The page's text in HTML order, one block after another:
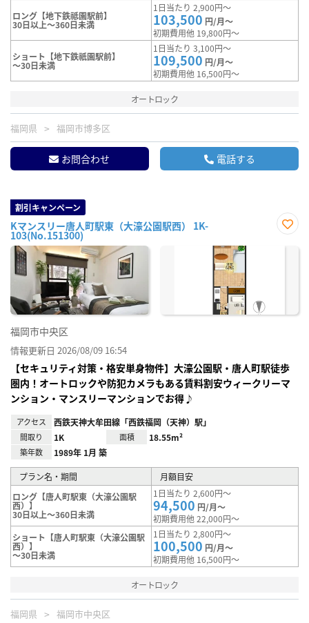
ロング【地下鉄祗園駅前】
30日以上～360日未満
1日当たり 2,900円～
103,500 円/月～
初期費用他 19,800円～
ショート【地下鉄祇園駅前】
～30日未満
1日当たり 3,100円～
109,500 円/月～
初期費用他 16,500円～
オートロック
福岡県 福岡市博多区
お問合わせ 電話する
割引キャンペーン
Kマンスリー唐人町駅東（大濠公園駅西） 1K-
103(No.151300)
に入
福岡市中央区
情報更新日 2026/08/09 16:54
【セキュリティ対策・格安単身物件】大濠公園駅・唐人町駅徒歩
圏内！オートロックや防犯カメラもある賃料割安ウィークリーマ
ンション・マンスリーマンションでお得♪
アクセス 西鉄天神大牟田線「西鉄福岡（天神）駅」
間取り 1K 面積 18.55m²
築年数 1989年 1月 築
プラン名・期間
月額目安
ロング【唐人町駅東（大濠公園駅
西）】
30日以上～360日未満
1日当たり 2,600円～
94,500 円/月～
初期費用他 22,000円～
ショート【唐人町駅東（大濠公園駅
西）】
～30日未満
1日当たり 2,800円～
100,500 円/月～
初期費用他 16,500円～
オートロック
福岡県 福岡市中央区